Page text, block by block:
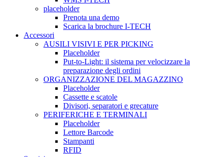
placeholder
Prenota una demo
Scarica la brochure I-TECH
Accessori
AUSILI VISIVI E PER PICKING
Placeholder
Put-to-Light: il sistema per velocizzare la
preparazione degli ordini
ORGANIZZAZIONE DEL MAGAZZINO
Placeholder
Cassette e scatole
Divisori, separatori e grecature
PERIFERICHE E TERMINALI
Placeholder
Lettore Barcode
Stampanti
RFID